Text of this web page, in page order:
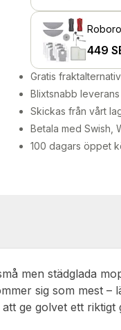
449
Gratis fraktalternativ
Blixtsnabb
Skickas från vårt
Betala med Swish,
100 dagars öppet
men städglada
sig som mest –
ge golvet ett riktigt